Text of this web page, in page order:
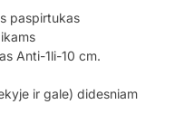
paspirtukas
Anti-1li-10 cm.
ir gale) didesniam